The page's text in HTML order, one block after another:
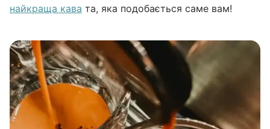
найкраща кава та, яка подобається саме вам!